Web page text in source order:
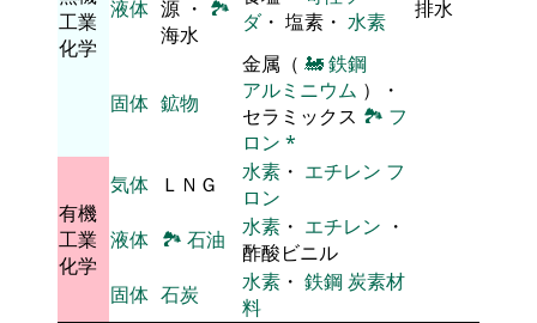
工業
化学
液体 源 ・ 🏞
海水
ダ・ 塩素・ 水素 排水
固体 鉱物
金属（ 🚂鉄鋼
アルミニウム ）・
セラミックス 🏞 フ
ロン *
有機
工業
化学
気体 ＬＮＧ 水素 ・ エチレン フ
ロン
液体 🏞 石油 水素 ・ エチレン ・
酢酸ビニル
固体 石炭 水素 ・ 鉄鋼炭素材
料